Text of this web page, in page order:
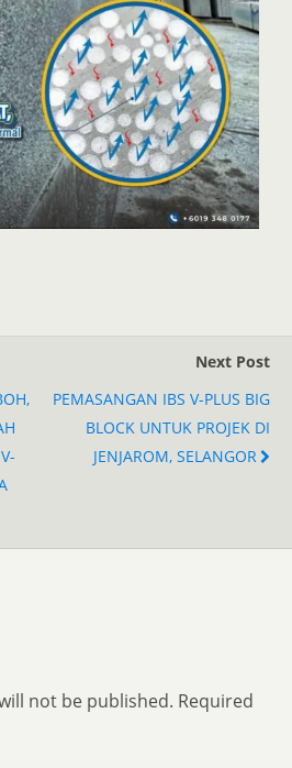
Next Post
PEMASANGAN IBS V-PLUS BIG
BLOCK UNTUK PROJEK DI
JENJAROM, SELANGOR
not be published. Required